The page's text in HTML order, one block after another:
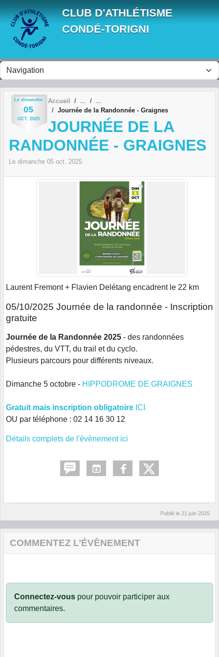
CLUB D'ATHLÉTISME
CONDÉ-TORIGNI
Le dimanche
05
OCT. 2025
Accueil
Journée de la Randonnée - Graignes
JOURNÉE DE LA
RANDONNÉE - GRAIGNES
Le dimanche 05 oct. 2025
Laurent Fremont + Flavien Delétang encadrent le 22 km
05/10/2025 Journée de la randonnée - Inscription
gratuite
Journée de la Randonnée 2025 - des randonnées
pédestres, du VTT, du trail et du cyclo.
Plusieurs parcours pour différents niveaux.
Dimanche 5 octobre - HIPPODROME DE GRAIGNES
Gratuit mais inscription obligatoire ICI
OU par téléphone : 02 14 16 30 12
Détails complets de l'évènement ici
Publié le 21 juin 2025
COMMENTEZ L’ÉVÈNEMENT
Connectez-vous pour pouvoir participer aux
commentaires.